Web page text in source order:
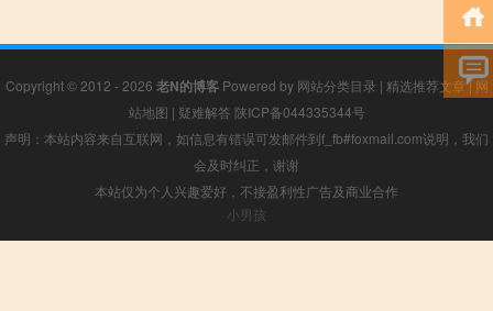
Copyright © 2012 - 2026 老N的博客Powered by 网站分类目录 | 精选推荐文章|网
站地图 | 疑难解答 陕ICP备044335344号
声明：本站内容来自互联网，如信息有错误可发邮件到f_fb#foxmail.com说明，我们
会及时纠正，谢谢
本站仅为个人兴趣爱好，不接盈利性广告及商业合作
小男孩